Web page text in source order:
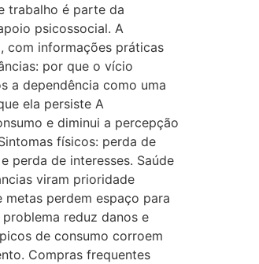
trabalho é parte da
psicossocial. A
com informações práticas
por que o vício
a dependência como uma
ela persiste A
e diminui a percepção
físicos: perda de
perda de interesses. Saúde
viram prioridade
perdem espaço para
reduz danos e
de consumo corroem
Compras frequentes